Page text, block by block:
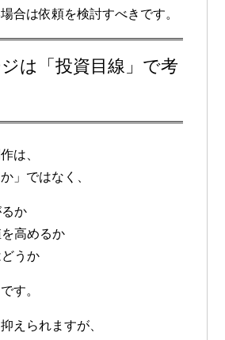
合は依頼を検討すべきです。
は「投資目線」で考
は、
」ではなく、
か
高めるか
うか
す。
えられますが、